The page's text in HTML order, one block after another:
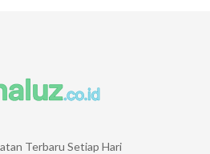
Terbaru Setiap Hari